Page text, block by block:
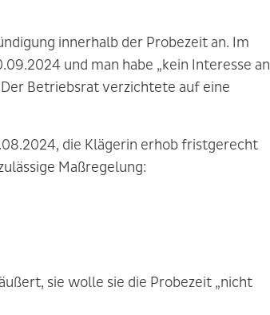
innerhalb der Probezeit an. Im
und man habe „kein Interesse an
Betriebsrat verzichtete auf eine
die Klägerin erhob fristgerecht
Maßregelung:
sie wolle sie die Probezeit „nicht